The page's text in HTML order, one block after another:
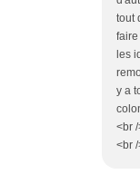
tout
les
y a
<br
<br